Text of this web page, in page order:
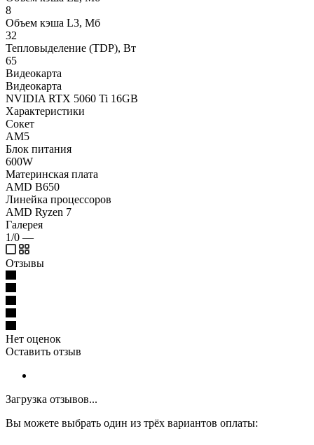
8
Объем кэша L3, Мб
32
Тепловыделение (TDP), Вт
65
Видеокарта
Видеокарта
NVIDIA RTX 5060 Ti 16GB
Характеристики
Сокет
AM5
Блок питания
600W
Материнская плата
AMD B650
Линейка процессоров
AMD Ryzen 7
Галерея
1/0 —
Отзывы
Нет оценок
Оставить отзыв
Загрузка отзывов...
Вы можете выбрать один из трёх вариантов оплаты: